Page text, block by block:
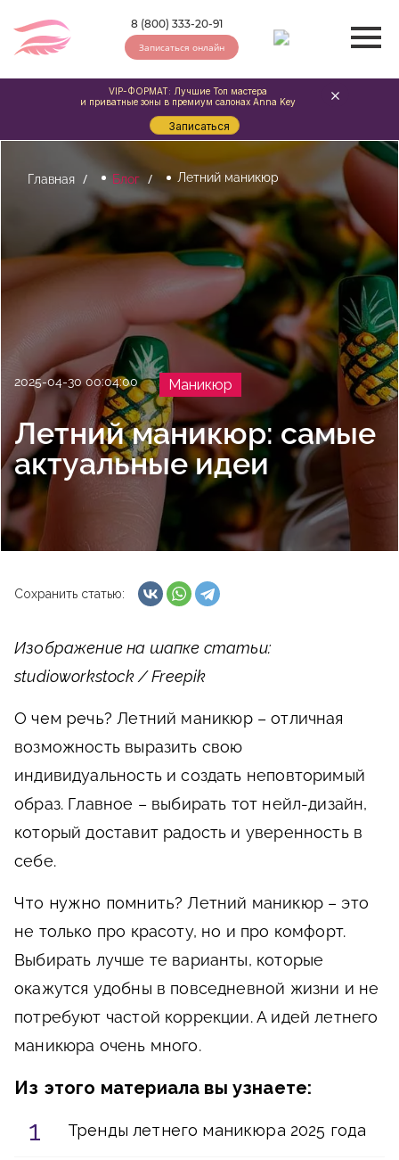
8 (800) 333-20-91
Записаться онлайн
Главная Блог Летний маникюр
2025-04-30 00:04:00 Маникюр
Летний маникюр: самые
актуальные идеи
Сохранить статью:
Изображение на шапке статьи:
studioworkstock / Freepik
О чем речь? Летний маникюр – отличная
возможность выразить свою
индивидуальность и создать неповторимый
образ. Главное – выбирать тот нейл-дизайн,
который доставит радость и уверенность в
себе.
Что нужно помнить? Летний маникюр – это
не только про красоту, но и про комфорт.
Выбирать лучше те варианты, которые
окажутся удобны в повседневной жизни и не
потребуют частой коррекции. А идей летнего
маникюра очень много.
Из этого материала вы узнаете:
Тренды летнего маникюра 2025 года
VIP-ФОРМАТ: Лучшие Топ мастера
и приватные зоны в премиум салонах Anna Key
Записаться